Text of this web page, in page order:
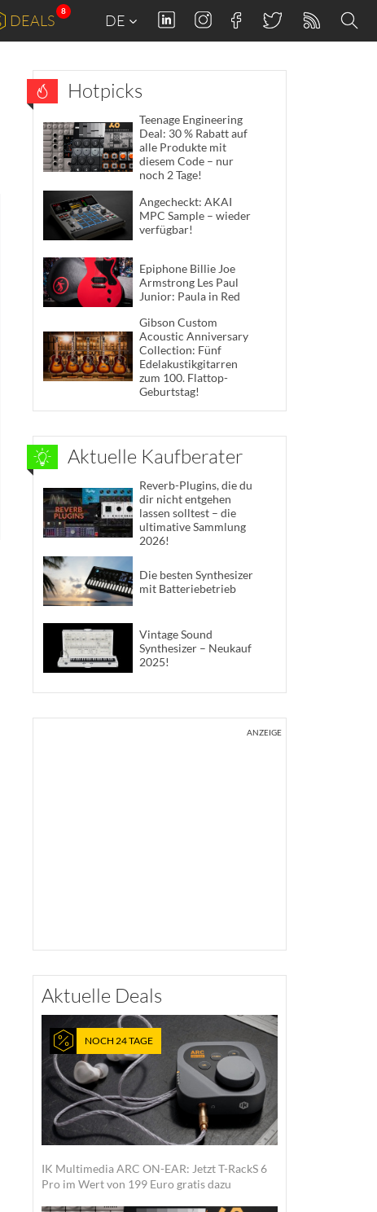
DEALS
8
DE
Hotpicks
Teenage Engineering
Deal: 30 % Rabatt auf
alle Produkte mit
diesem Code – nur
noch 2 Tage!
Angecheckt: AKAI
MPC Sample – wieder
verfügbar!
Epiphone Billie Joe
Armstrong Les Paul
Junior: Paula in Red
Gibson Custom
Acoustic Anniversary
Collection: Fünf
Edelakustikgitarren
zum 100. Flattop-
Geburtstag!
Aktuelle Kaufberater
Reverb-Plugins, die du
dir nicht entgehen
lassen solltest – die
ultimative Sammlung
2026!
Die besten Synthesizer
mit Batteriebetrieb
Vintage Sound
Synthesizer – Neukauf
2025!
ANZEIGE
Aktuelle Deals
NOCH 24 TAGE
IK Multimedia ARC ON-EAR: Jetzt T-RackS 6
Pro im Wert von 199 Euro gratis dazu